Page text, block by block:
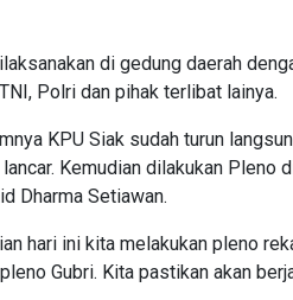
di gedung daerah
Polri dan pihak terlibat lainya.
KPU Siak sudah turun
Kemudian dilakukan Pleno
Dharma Setiawan.
hari ini kita melakukan pleno
Gubri. Kita pastikan akan